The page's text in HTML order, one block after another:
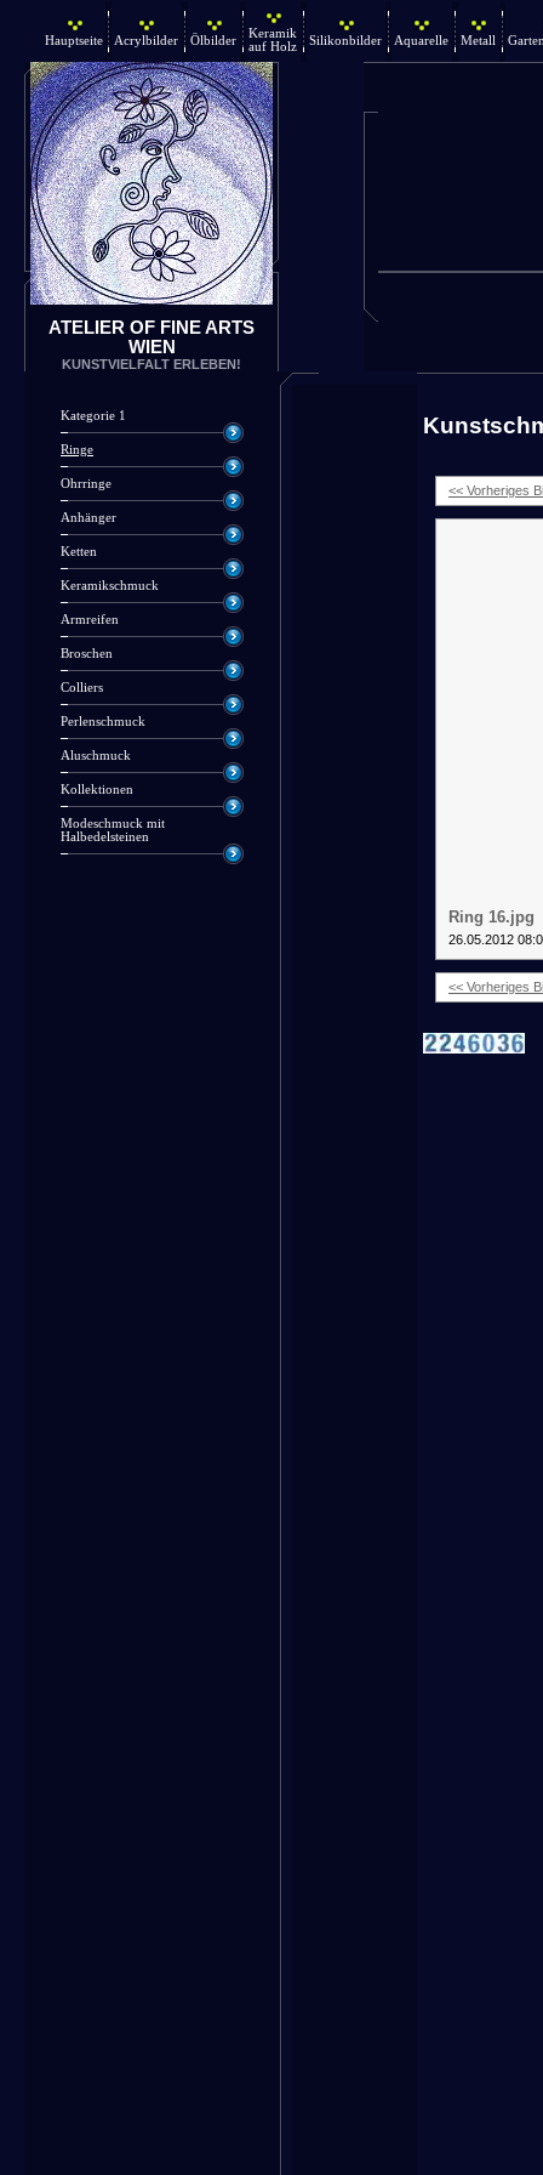
Hauptseite Acrylbilder Ölbilder
Keramik
auf Holz
Silikonbilder Aquarelle Metall
ATELIER OF FINE ARTS
WIEN
KUNSTVIELFALT ERLEBEN!
Kategorie 1
Ringe
Ohrringe
Anhänger
Ketten
Keramikschmuck
Armreifen
Broschen
Colliers
Perlenschmuck
Aluschmuck
Kollektionen
Modeschmuck mit
Halbedelsteinen
<< Vorheriges
Ring 16.jpg
26.05.2012
<< Vorheriges